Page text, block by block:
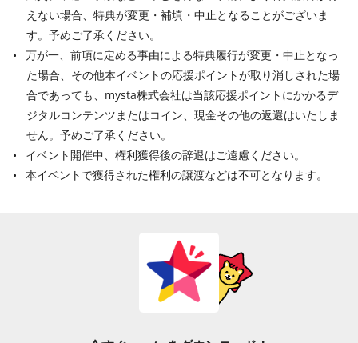
えない場合、特典が変更・補填・中止となることがございま
す。予めご了承ください。
万が一、前項に定める事由による特典履行が変更・中止となっ
た場合、その他本イベントの応援ポイントが取り消しされた場
合であっても、mysta株式会社は当該応援ポイントにかかるデ
ジタルコンテンツまたはコイン、現金その他の返還はいたしま
せん。予めご了承ください。
イベント開催中、権利獲得後の辞退はご遠慮ください。
本イベントで獲得された権利の譲渡などは不可となります。